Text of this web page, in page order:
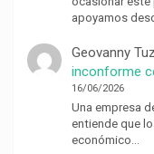
apoyamos
Geovanny
inconforme
16/06/2026
Una empresa
entiende que
económico…